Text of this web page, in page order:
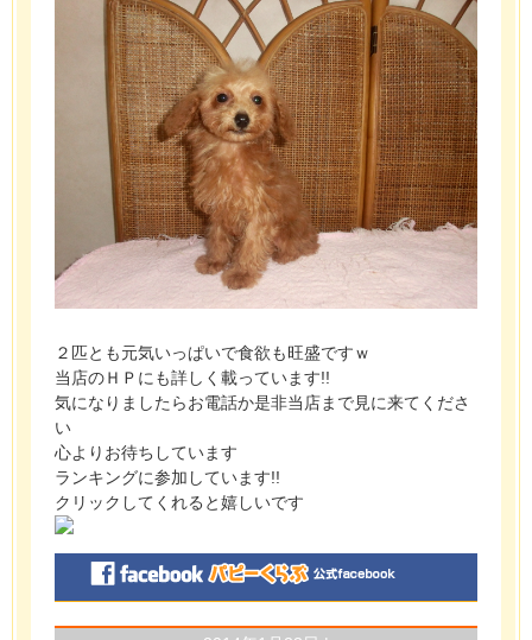
２匹とも元気いっぱいで食欲も旺盛ですｗ
当店のＨＰにも詳しく載っています!!
気になりましたらお電話か是非当店まで見に来てくださ
い
心よりお待ちしています
ランキングに参加しています!!
クリックしてくれると嬉しいです